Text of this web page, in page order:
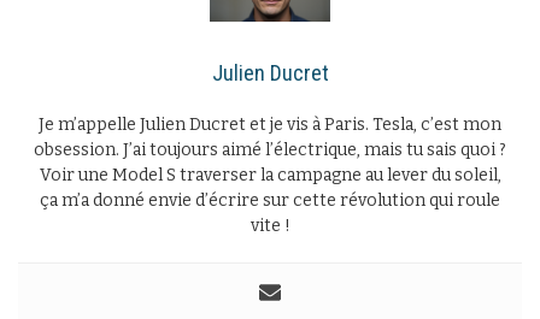
Julien Ducret
Je m’appelle Julien Ducret et je vis à Paris. Tesla, c’est mon
obsession. J’ai toujours aimé l’électrique, mais tu sais quoi ?
Voir une Model S traverser la campagne au lever du soleil,
ça m’a donné envie d’écrire sur cette révolution qui roule
vite !